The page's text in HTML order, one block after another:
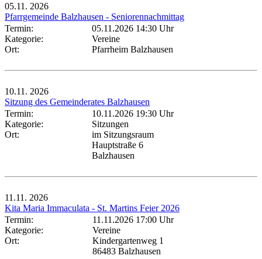
05.11. 2026
Pfarrgemeinde Balzhausen - Seniorennachmittag
Termin:
05.11.2026 14:30 Uhr
Kategorie:
Vereine
Ort:
Pfarrheim Balzhausen
10.11. 2026
Sitzung des Gemeinderates Balzhausen
Termin:
10.11.2026 19:30 Uhr
Kategorie:
Sitzungen
Ort:
im Sitzungsraum
Hauptstraße 6
Balzhausen
11.11. 2026
Kita Maria Immaculata - St. Martins Feier 2026
Termin:
11.11.2026 17:00 Uhr
Kategorie:
Vereine
Ort:
Kindergartenweg 1
86483 Balzhausen